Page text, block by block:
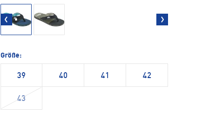
Größe:
39 40 41 42
43